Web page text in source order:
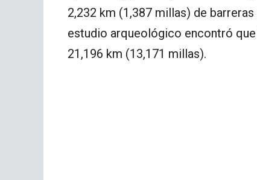
2,232 km (1,387 millas) de
estudio arqueológico encontró
21,196 km (13,171 millas).